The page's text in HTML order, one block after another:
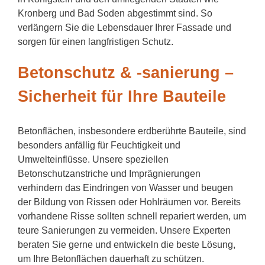
Kronberg und Bad Soden abgestimmt sind. So
verlängern Sie die Lebensdauer Ihrer Fassade und
sorgen für einen langfristigen Schutz.
Betonschutz & -sanierung –
Sicherheit für Ihre Bauteile
Betonflächen, insbesondere erdberührte Bauteile, sind
besonders anfällig für Feuchtigkeit und
Umwelteinflüsse. Unsere speziellen
Betonschutzanstriche und Imprägnierungen
verhindern das Eindringen von Wasser und beugen
der Bildung von Rissen oder Hohlräumen vor. Bereits
vorhandene Risse sollten schnell repariert werden, um
teure Sanierungen zu vermeiden. Unsere Experten
beraten Sie gerne und entwickeln die beste Lösung,
um Ihre Betonflächen dauerhaft zu schützen.